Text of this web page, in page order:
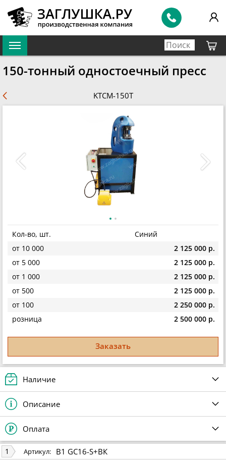
150-тонный одностоечный пресс
KTCM-150T
Кол-во, шт.
Синий
от 10 000
2 125 000 р.
от 5 000
2 125 000 р.
от 1 000
2 125 000 р.
от 500
2 125 000 р.
от 100
2 250 000 р.
розница
2 500 000 р.
Заказать
Наличие
Описание
Оплата
1 Артикул: B1 GC16-S+ВК